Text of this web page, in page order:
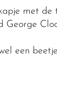
met de
George
een